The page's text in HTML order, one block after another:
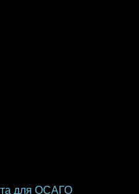
для ОСАГО